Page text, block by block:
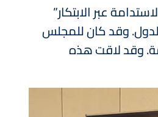
عبر الابتكار”
والدول. وقد كان للمجلس
وقد لاقت هذه